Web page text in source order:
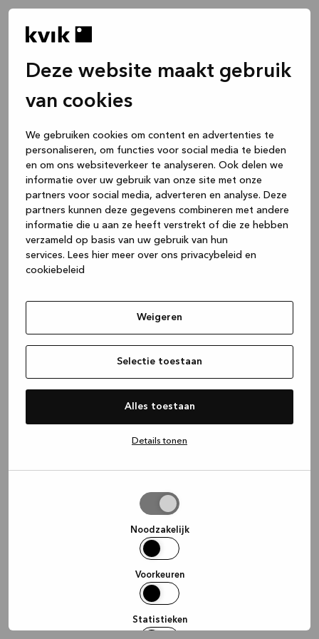
Deze website maakt gebruik
van cookies
We gebruiken cookies om content en advertenties te
personaliseren, om functies voor social media te bieden
en om ons websiteverkeer te analyseren. Ook delen we
informatie over uw gebruik van onze site met onze
partners voor social media, adverteren en analyse. Deze
partners kunnen deze gegevens combineren met andere
informatie die u aan ze heeft verstrekt of die ze hebben
verzameld op basis van uw gebruik van hun
services. Lees hier meer over ons privacybeleid en
cookiebeleid
Weigeren
Selectie toestaan
Alles toestaan
Details tonen
Noodzakelijk
Voorkeuren
Statistieken
(see the browser console for more
information).